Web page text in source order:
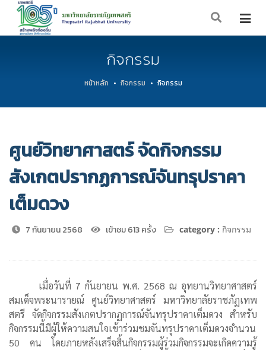
กิจกรรม
หน้าหลัก กิจกรรม กิจกรรม
ศูนย์วิทยาศาสตร์ จัดกิจกรรม
สังเกตปรากฏการณ์จันทรุปราคา
เต็มดวง
7 กันยายน 2568 เข้าชม 613 ครั้ง category : กิจกรรม
เมื่อวันที่ 7 กันยายน พ.ศ. 2568 ณ อุทยานวิทยาศาสตร์
สมเด็จพระนารายณ์ ศูนย์วิทยาศาสตร์ มหาวิทยาลัยราชภัฏเทพ
สตรี จัดกิจกรรมสังเกตปรากฏการณ์จันทรุปราคาเต็มดวง สำหรับ
กิจกรรมนี้มีผู้ให้ความสนใจเข้าร่วมชมจันทรุปราคาเต็มดวงจำนวน
50 คน โดยภายหลังเสร็จสิ้นกิจกรรมผู้ร่วมกิจกรรมจะเกิดความรู้